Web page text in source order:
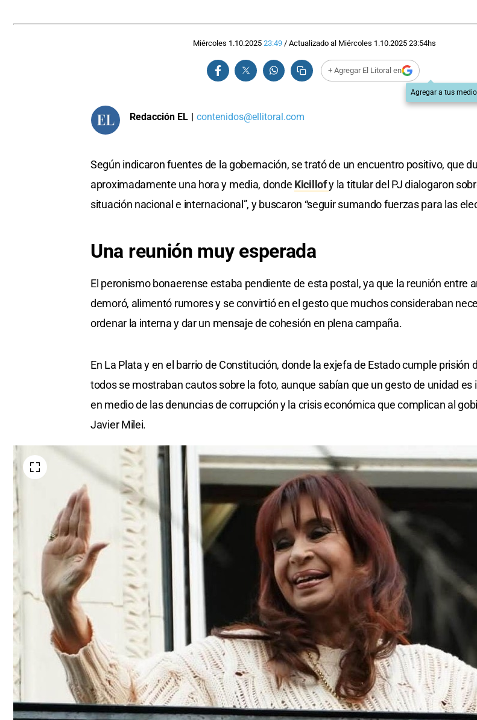
Miércoles 1.10.2025 23:49/ Actualizado al Miércoles 1.10.2025 23:54hs
+ Agregar El Litoral en
Agregar a tus
Redacción EL | contenidos@ellitoral.com
Según indicaron fuentes de la gobernación, se trató de un encuentro positivo, que
aproximadamente una hora y media, donde Kicillofy la titular del PJ dialogaron
situación nacional e internacional”, y buscaron “seguir sumando fuerzas para las
Una reunión muy esperada
El peronismo bonaerense estaba pendiente de esta postal, ya que la reunión entre
demoró, alimentó rumores y se convirtió en el gesto que muchos consideraban
ordenar la interna y dar un mensaje de cohesión en plena campaña.
En La Plata y en el barrio de Constitución, donde la exjefa de Estado cumple prisión
todos se mostraban cautos sobre la foto, aunque sabían que un gesto de unidad es
en medio de las denuncias de corrupción y la crisis económica que complican al
Javier Milei.